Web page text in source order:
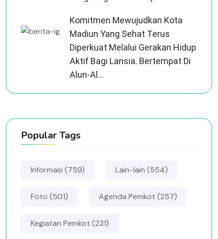
Komitmen Mewujudkan Kota
Madiun Yang Sehat Terus
Diperkuat Melalui Gerakan Hidup
Aktif Bagi Lansia. Bertempat Di
Alun-Al...
Popular Tags
Informasi (759) Lain-lain (554)
Foto (501) Agenda Pemkot (257)
Kegiatan Pemkot (231)